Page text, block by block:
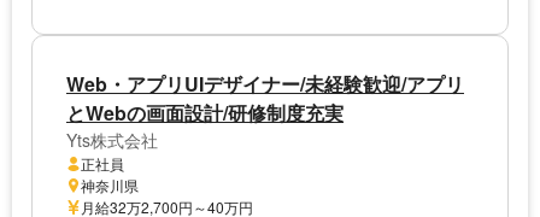
Web・アプリUIデザイナー/未経験歓迎/アプリ
とWebの画面設計/研修制度充実
Yts株式会社
正社員
神奈川県
月給32万2,700円～40万円